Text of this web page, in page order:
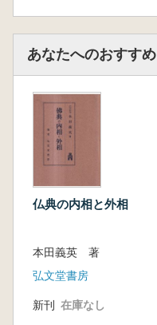
あなたへのおすすめ
仏典の内相と外相
本田義英 著
弘文堂書房
新刊 在庫なし